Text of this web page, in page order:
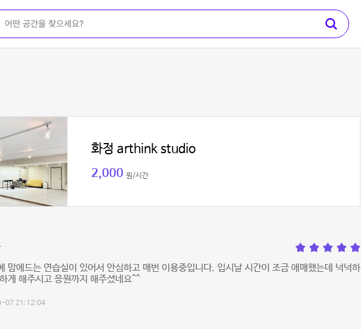
화정 arthink studio
2,000 원/시간
맘에드는 연습실이 있어서 안심하고 매번 이용중입니다. 입시날 시간이 조금 애매했는데 넉넉하
게 해주시고 응원까지 해주셨네요^^
07 21:12:04